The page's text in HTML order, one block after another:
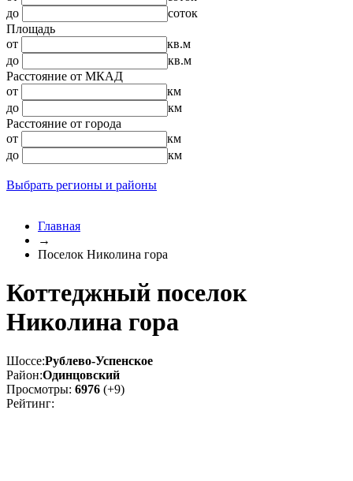
до
соток
Площадь
от
кв.м
до
кв.м
Расстояние от МКАД
от
км
до
км
Расстояние от города
от
км
до
км
Выбрать регионы и районы
Главная
→
Поселок Николина гора
Коттеджный поселок
Николина гора
Шоссе:Рублево-Успенское
Район:Одинцовский
Просмотры: 6976 (+9)
Рейтинг: